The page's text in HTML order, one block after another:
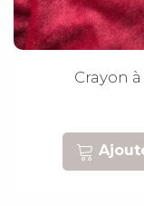
Crayon